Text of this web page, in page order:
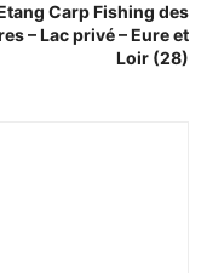
Carp Fishing des
– Lac privé – Eure et
Loir (28)